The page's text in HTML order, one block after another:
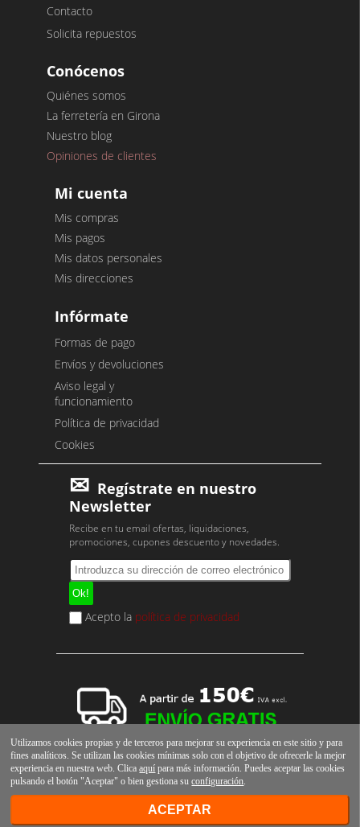
Contacto
Solicita repuestos
Conócenos
Quiénes somos
La ferretería en Girona
Nuestro blog
Opiniones de clientes
Mi cuenta
Mis compras
Mis pagos
Mis datos personales
Mis direcciones
Infórmate
Formas de pago
Envíos y devoluciones
Aviso legal y
funcionamiento
Política de privacidad
Cookies
Regístrate en nuestro
Newsletter
Recibe en tu email ofertas, liquidaciones,
promociones, cupones descuento y novedades.
Acepto la política de privacidad
Utilizamos cookies propias y de terceros para mejorar su experiencia en este sitio y para
fines analíticos. Se utilizan las cookies mínimas solo con el objetivo de ofrecerle la mejor
experiencia en nuestra web. Clicaaquí para más información. Puedes aceptar las cookies
pulsando el botón "Aceptar" o bien gestiona suconfiguración.
ACEPTAR